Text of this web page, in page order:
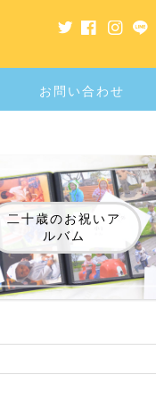
お問い合わせ
二十歳のお祝いア
ルバム